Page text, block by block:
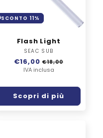
SCONTO 11%
Flash Light
Fornitore:
SEAC SUB
Prezzo
€16,00 Prezzo
scontato
€18,00
IVA inclusa
Scopri di più